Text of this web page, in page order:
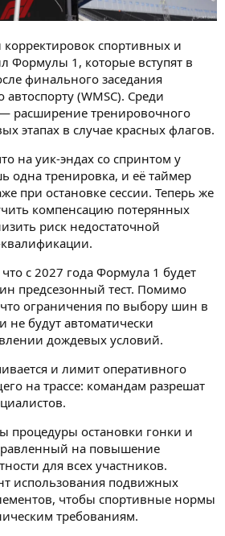
спортивных и
Формулы 1, которые вступят в
финального заседания
(WMSC). Среди
расширение тренировочного
этапах в случае красных флагов.
на уик-эндах со спринтом у
одна тренировка, и её таймер
при остановке сессии. Теперь же
компенсацию потерянных
риск недостаточной
с 2027 года Формула 1 будет
предсезонный тест. Помимо
что ограничения по выбору шин в
не будут автоматически
дождевых условий.
и лимит оперативного
на трассе: командам разрешат
процедуры остановки гонки и
на повышение
для всех участников.
использования подвижных
чтобы спортивные нормы
требованиям.